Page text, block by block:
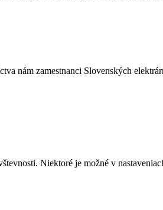
nám zamestnanci Slovenských
Niektoré je možné v